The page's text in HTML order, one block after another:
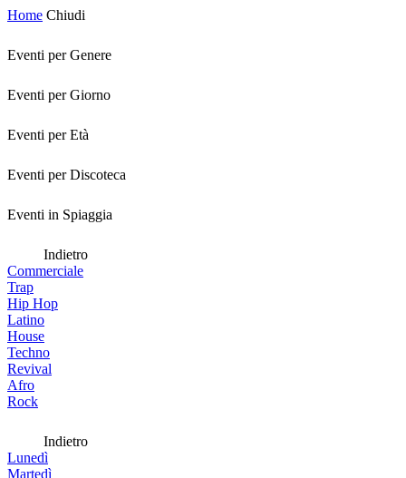
Home Chiudi
Eventi per Genere
Eventi per Giorno
Eventi per Età
Eventi per Discoteca
Eventi in Spiaggia
Indietro
Commerciale
Trap
Hip Hop
Latino
House
Techno
Revival
Afro
Rock
Indietro
Lunedì
Martedì